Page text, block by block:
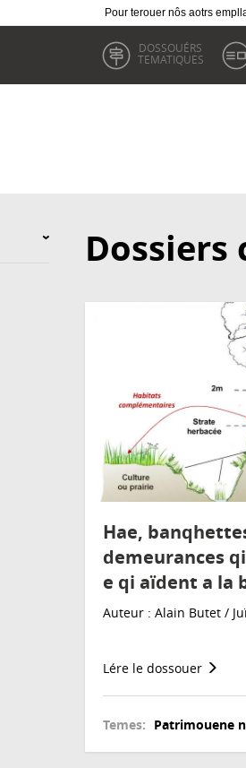
Pour terouer nôs aotrs
DOSSOUÉRS
TEMATIQUES
Dossiers
Hae,
demeurances
e qi aïdent a la
Auteur : Alain Butet /
Lére le dossouer
Temes: Patrimouene